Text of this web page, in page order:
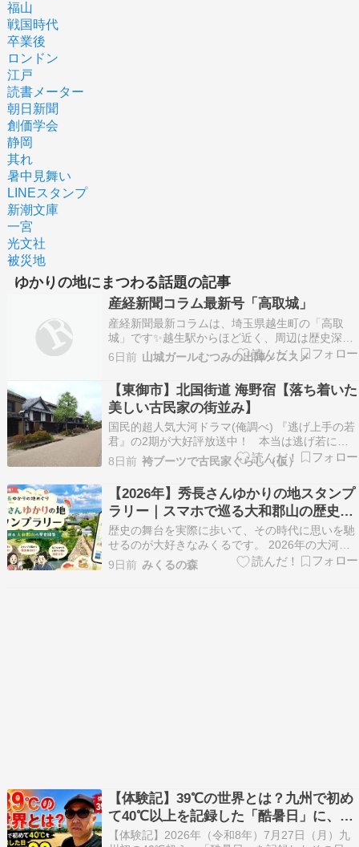
福山
戦国時代
卒業後
ロンドン
江戸
読書メーター
朝日新聞
創価学会
静岡
其れ
暑中見舞い
LINEスタンプ
新潮文庫
一宮
光文社
被災地
ゆかりの地にまつわる話題の記事
産経新聞コラム最新号「高取城」
産経新聞最新コラムは、埼玉県越生町の「高取
城」です✨越生駅からほど近く、周辺は歴史深く
見どころ満載なのでとても楽しい地域です。太田
道灌ゆかりの地でもあり、ここは必ずいつか関東
動乱ツアーやります！今回は、3回に分けて書き
ました。前編、中編、後編です。平安時代から室
町時代初期まではの…
6日前 山城ガールむつみの出陣ノススメ
【東御市】北国街道 海野宿【落ち着いた
美しい古民家の街並み】
国民的超人気大河ドラマ(俺調べ) 『逃げ上手の若
君』の2期が大好評放送中！ 本当は逃げ若に合
わせて信濃国の観光スポット便乗日記を書きたか
ったけども 1期の時に既にちょこちょこ書いてた
し、はてなブログ→Xへのつぶやき投稿が連動出
来なくなったし⋯ 金曜の夜放送だから翌日旅行の
早起…
8日前 袴ブーツで古民家ぐらし（仮）
【2026年】秀長さんゆかりの地スタンプ
ラリー｜スマホで巡る大和郡山の歴史散
策
歴史の舞台を実際に歩いて、その時代に思いを馳
せるのが大好きなみくるです。 2026年の大河ド
ラマ『豊臣兄弟！』で、ますます注目を集めてい
る豊臣秀長。 秀長が大和国を治めた拠点・大和郡
9日前 みくるの森
【体験記】39℃の世界とは？九州で初め
て40℃以上を記録した「酷暑日」に、朝
倉市で39.2℃を体感した
【体験記】2026年（令和8年）7月27日（月）九